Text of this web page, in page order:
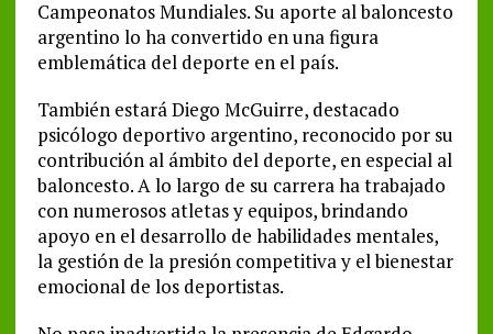
Campeonatos Mundiales. Su aporte al baloncesto
argentino lo ha convertido en una figura
emblemática del deporte en el país.
También estará Diego McGuirre, destacado
psicólogo deportivo argentino, reconocido por su
contribución al ámbito del deporte, en especial al
baloncesto. A lo largo de su carrera ha trabajado
con numerosos atletas y equipos, brindando
apoyo en el desarrollo de habilidades mentales,
la gestión de la presión competitiva y el bienestar
emocional de los deportistas.